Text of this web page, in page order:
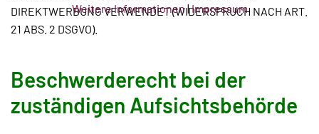
DIREKTWERBUNG VERWENDET (WIDERSPRUCH NACH ART.
21 ABS. 2 DSGVO).
Beschwerde­recht bei der
zuständigen Aufsichts­behörde
Weitere Informationen|Impressum